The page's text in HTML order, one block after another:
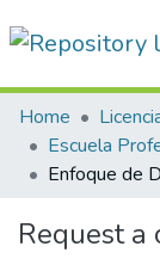
Communities &
All of DSpace
Normativas
Home
Request a